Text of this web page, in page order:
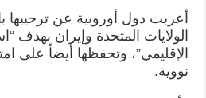
أعربت دول أوروبية عن ترحيبها
الولايات المتحدة وإيران بهدف
الإقليمي”، وتحفظها أيضاً على
نووية.